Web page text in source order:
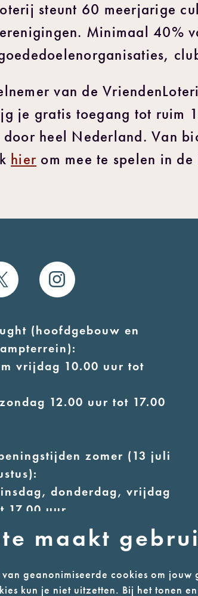
steunt 60 meerjarige
Minimaal 40%
van de
je gratis toegang tot ruim
heel Nederland. Van
hier om mee te spelen in
maakt
geanonimiseerde cookies om
kun je niet uitzetten. Bij het tonen
(hoofdgebouw en
vrijdag 10.00 uur tot
12.00 uur tot 17.00
zomer (13 juli
donderdag, vrijdag
17.00 uur
uur tot 17.00 uur
13.00 uur tot 17.00